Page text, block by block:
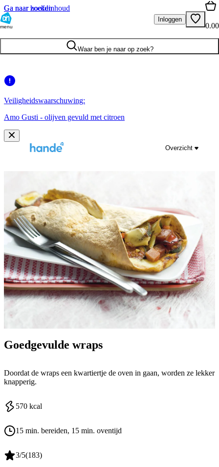
Ga naar hoofdinhoud
Ga naar zoeken
menu
Inloggen
0.00
Waar ben je naar op zoek?
Veiligheidswaarschuwing:
Amo Gusti - olijven gevuld met citroen
Overzicht
Goedgevulde wraps
Doordat de wraps een kwartiertje de oven in gaan, worden ze lekker
knapperig.
570 kcal
15 min. bereiden, 15 min. oventijd
3/5(183)